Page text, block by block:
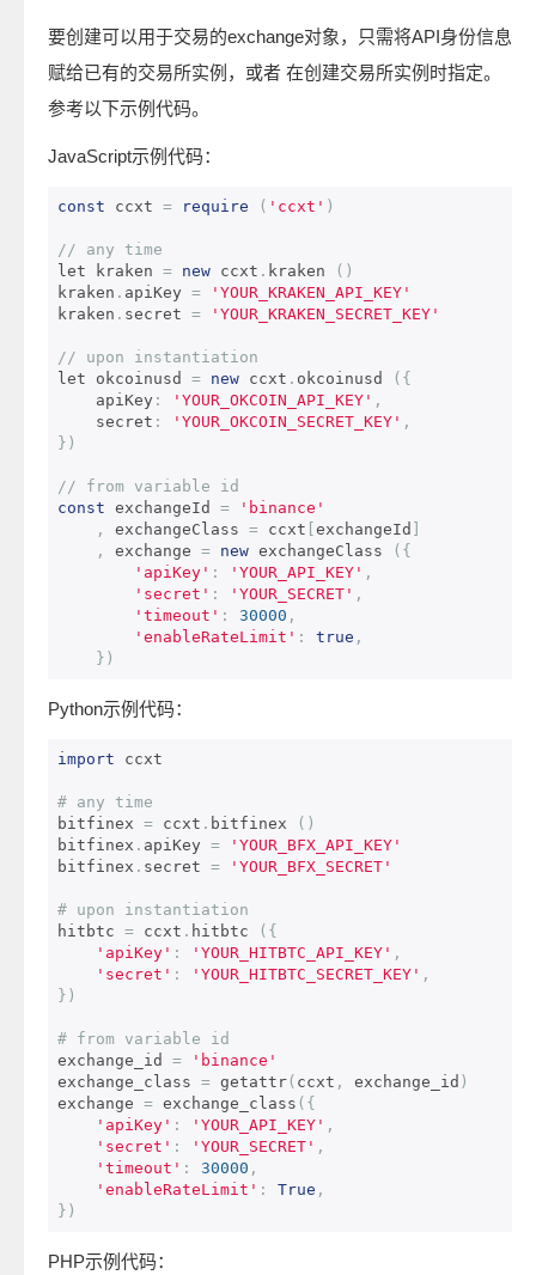
要创建可以用于交易的exchange对象，只需将API身份信息
赋给已有的交易所实例，或者 在创建交易所实例时指定。
参考以下示例代码。
JavaScript示例代码：
const ccxt = require ( 'ccxt' )
// any time
let kraken = new ccxt . kraken
()
kraken . apiKey =
'YOUR_KRAKEN_API_KEY'
kraken . secret = 'YOUR_KRAKEN_SECRET_KEY'
// upon instantiation
let okcoinusd = new ccxt . okcoinusd
({
    apiKey
: 'YOUR_OKCOIN_API_KEY' ,
    secret
: 'YOUR_OKCOIN_SECRET_KEY' ,
})
// from variable id
const exchangeId =
'binance'
,
exchangeClass = ccxt exchangeId
,
exchange = new exchangeClass
({
'apiKey' : 'YOUR_API_KEY' ,
'secret' : 'YOUR_SECRET' ,
'timeout' : 30000 ,
'enableRateLimit' : true ,
})
Python示例代码：
import ccxt
# any time
bitfinex = ccxt . bitfinex
()
bitfinex . apiKey =
'YOUR_BFX_API_KEY'
bitfinex . secret = 'YOUR_BFX_SECRET'
# upon instantiation
hitbtc = ccxt . hitbtc
({
'apiKey' : 'YOUR_HITBTC_API_KEY' ,
'secret' : 'YOUR_HITBTC_SECRET_KEY' ,
})
# from variable id
exchange_id =
'binance'
exchange_class = getattr( ccxt , exchange_id )
exchange = exchange_class ({
'apiKey' : 'YOUR_API_KEY' ,
'secret' : 'YOUR_SECRET' ,
'timeout' : 30000 ,
'enableRateLimit' : True ,
})
PHP示例代码：